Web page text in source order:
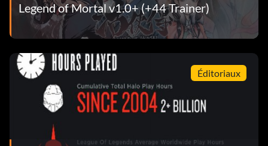
Legend of Mortal v1.0+ (+44 Trainer)
Éditoriaux